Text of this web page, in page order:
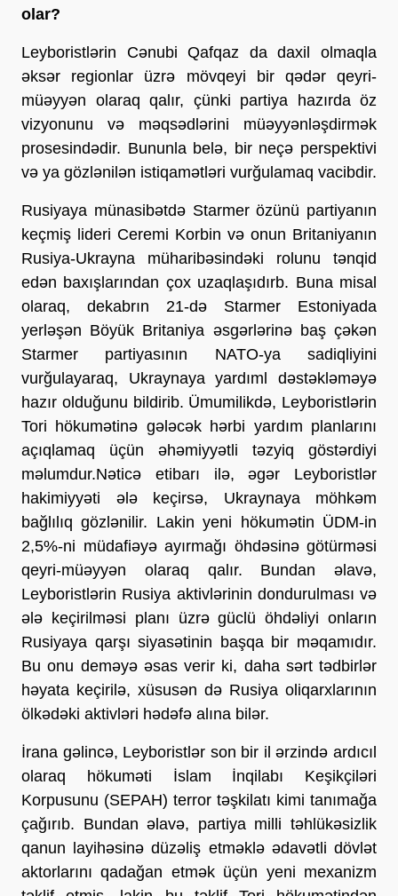
olar?
Leyboristlərin Cənubi Qafqaz da daxil olmaqla
əksər regionlar üzrə mövqeyi bir qədər qeyri-
müəyyən olaraq qalır, çünki partiya hazırda öz
vizyonunu və məqsədlərini müəyyənləşdirmək
prosesindədir. Bununla belə, bir neçə perspektivi
və ya gözlənilən istiqamətləri vurğulamaq vacibdir.
Rusiyaya münasibətdə Starmer özünü partiyanın
keçmiş lideri Ceremi Korbin və onun Britaniyanın
Rusiya-Ukrayna müharibəsindəki rolunu tənqid
edən baxışlarından çox uzaqlaşıdırb. Buna misal
olaraq, dekabrın 21-də Starmer Estoniyada
yerləşən Böyük Britaniya əsgərlərinə baş çəkən
Starmer partiyasının NATO-ya sadiqliyini
vurğulayaraq, Ukraynaya yardıml dəstəkləməyə
hazır olduğunu bildirib. Ümumilikdə, Leyboristlərin
Tori hökumətinə gələcək hərbi yardım planlarını
açıqlamaq üçün əhəmiyyətli təzyiq göstərdiyi
məlumdur.Nəticə etibarı ilə, əgər Leyboristlər
hakimiyyəti ələ keçirsə, Ukraynaya möhkəm
bağlılıq gözlənilir. Lakin yeni hökumətin ÜDM-in
2,5%-ni müdafiəyə ayırmağı öhdəsinə götürməsi
qeyri-müəyyən olaraq qalır. Bundan əlavə,
Leyboristlərin Rusiya aktivlərinin dondurulması və
ələ keçirilməsi planı üzrə güclü öhdəliyi onların
Rusiyaya qarşı siyasətinin başqa bir məqamıdır.
Bu onu deməyə əsas verir ki, daha sərt tədbirlər
həyata keçirilə, xüsusən də Rusiya oliqarxlarının
ölkədəki aktivləri hədəfə alına bilər.
İrana gəlincə, Leyboristlər son bir il ərzində ardıcıl
olaraq hökuməti İslam İnqilabı Keşikçiləri
Korpusunu (SEPAH) terror təşkilatı kimi tanımağa
çağırıb. Bundan əlavə, partiya milli təhlükəsizlik
qanun layihəsinə düzəliş etməklə ədavətli dövlət
aktorlarını qadağan etmək üçün yeni mexanizm